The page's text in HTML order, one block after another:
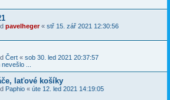
pavelheger« stř 15. zář 2021 12:30:56
Čert « sob 30. led 2021 20:37:57
...
laťové košíky
Paphio « úte 12. led 2021 14:19:05